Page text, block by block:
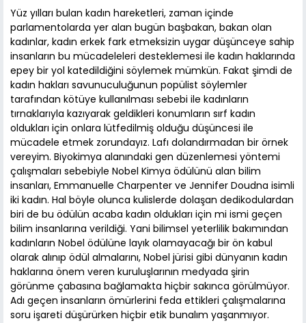
Yüz yılları bulan kadın hareketleri, zaman içinde
parlamentolarda yer alan bugün başbakan, bakan olan
kadınlar, kadın erkek fark etmeksizin uygar düşünceye sahip
insanların bu mücadeleleri desteklemesi ile kadın haklarında
epey bir yol katedildiğini söylemek mümkün. Fakat şimdi de
kadın hakları savunuculuğunun popülist söylemler
tarafından kötüye kullanılması sebebi ile kadınların
tırnaklarıyla kazıyarak geldikleri konumların sırf kadın
oldukları için onlara lütfedilmiş olduğu düşüncesi ile
mücadele etmek zorundayız. Lafı dolandırmadan bir örnek
vereyim. Biyokimya alanındaki gen düzenlemesi yöntemi
çalışmaları sebebiyle Nobel Kimya ödülünü alan bilim
insanları, Emmanuelle Charpenter ve Jennifer Doudna isimli
iki kadın. Hal böyle olunca kulislerde dolaşan dedikodulardan
biri de bu ödülün acaba kadın oldukları için mi ismi geçen
bilim insanlarına verildiği. Yani bilimsel yeterlilik bakımından
kadınların Nobel ödülüne layık olamayacağı bir ön kabul
olarak alınıp ödül almalarını, Nobel jürisi gibi dünyanın kadın
haklarına önem veren kuruluşlarının medyada şirin
görünme çabasına bağlamakta hiçbir sakınca görülmüyor.
Adı geçen insanların ömürlerini feda ettikleri çalışmalarına
soru işareti düşürürken hiçbir etik bunalım yaşanmıyor.